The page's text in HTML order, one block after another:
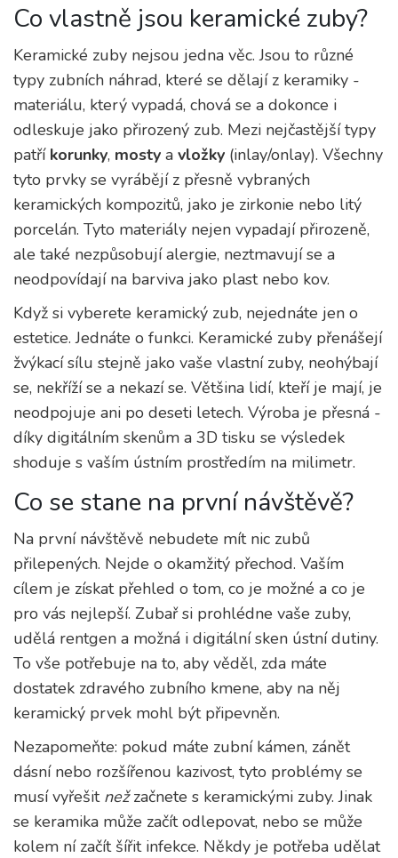
Co vlastně jsou keramické zuby?
Keramické zuby nejsou jedna věc. Jsou to různé
typy zubních náhrad, které se dělají z keramiky -
materiálu, který vypadá, chová se a dokonce i
odleskuje jako přirozený zub. Mezi nejčastější typy
patří korunky, mosty a vložky (inlay/onlay). Všechny
tyto prvky se vyrábějí z přesně vybraných
keramických kompozitů, jako je zirkonie nebo litý
porcelán. Tyto materiály nejen vypadají přirozeně,
ale také nezpůsobují alergie, neztmavují se a
neodpovídají na barviva jako plast nebo kov.
Když si vyberete keramický zub, nejednáte jen o
estetice. Jednáte o funkci. Keramické zuby přenášejí
žvýkací sílu stejně jako vaše vlastní zuby, neohýbají
se, nekříží se a nekazí se. Většina lidí, kteří je mají, je
neodpojuje ani po deseti letech. Výroba je přesná -
díky digitálním skenům a 3D tisku se výsledek
shoduje s vaším ústním prostředím na milimetr.
Co se stane na první návštěvě?
Na první návštěvě nebudete mít nic zubů
přilepených. Nejde o okamžitý přechod. Vaším
cílem je získat přehled o tom, co je možné a co je
pro vás nejlepší. Zubař si prohlédne vaše zuby,
udělá rentgen a možná i digitální sken ústní dutiny.
To vše potřebuje na to, aby věděl, zda máte
dostatek zdravého zubního kmene, aby na něj
keramický prvek mohl být připevněn.
Nezapomeňte: pokud máte zubní kámen, zánět
dásní nebo rozšířenou kazivost, tyto problémy se
musí vyřešit nežzačnete s keramickými zuby. Jinak
se keramika může začít odlepovat, nebo se může
kolem ní začít šířit infekce. Někdy je potřeba udělat